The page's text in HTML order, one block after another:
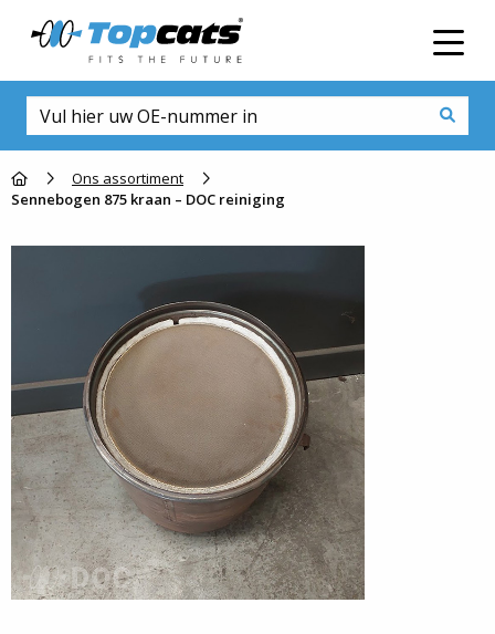
Go to homepageOns assortiment
Sennebogen 875 kraan – DOC reiniging